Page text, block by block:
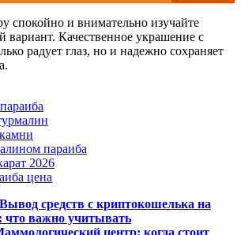
спокойно и внимательно изучайте
Качественное украшение с
радует глаз, но и надежно сохраняет
параиба
2026
цена
Вывод средств с криптокошелька на
что важно учитывать
центр: когда стоит